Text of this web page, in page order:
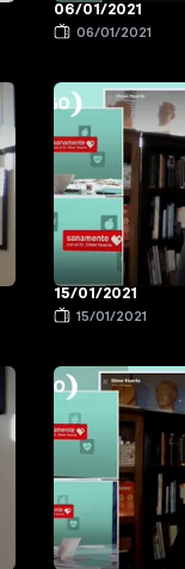
06/01/2021
06/01/2021
15/01/2021
15/01/2021